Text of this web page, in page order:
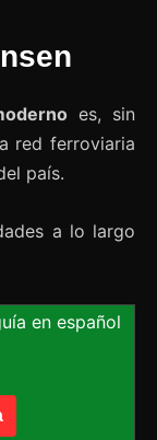
es, sin
red ferroviaria
país.
a lo largo
en español